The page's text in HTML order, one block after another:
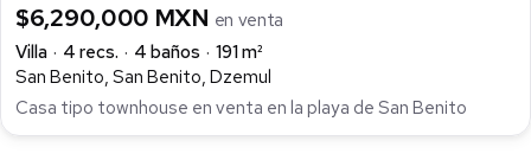
$6,290,000 MXN en venta
Villa
4 recs. 4 baños
191 m²
San Benito, San Benito, Dzemul
Casa tipo townhouse en venta en la playa de San Benito